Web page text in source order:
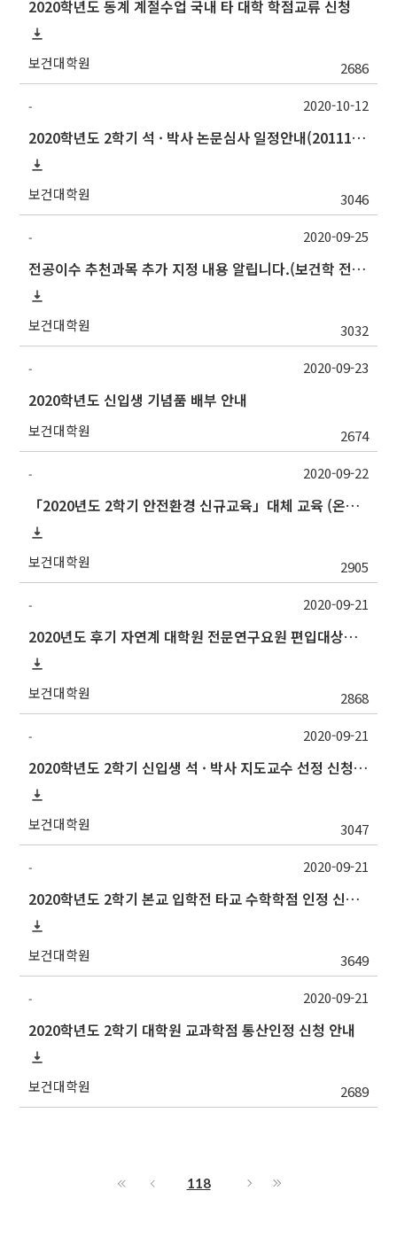
2020학년도 동계 계절수업 국내 타 대학 학점교류 신청
보건대학원 2686
-
2020학년도 2학기 석 · 박사 논문심사 일정안내(201117수정)
보건대학원 3046
2020-10-12
-
전공이수 추천과목 추가 지정 내용 알립니다.(보건학 전공)
보건대학원 3032
2020-09-25
-
2020학년도 신입생 기념품 배부 안내
보건대학원 2674
2020-09-23
-
「2020년도 2학기 안전환경 신규교육」대체 교육 (온라인강좌) 추가 실시 안내
보건대학원 2905
2020-09-22
-
2020년도 후기 자연계 대학원 전문연구요원 편입대상자 선발 공고 안내
보건대학원 2868
2020-09-21
-
2020학년도 2학기 신입생 석 · 박사 지도교수 선정 신청(Thesis Advisor)
보건대학원 3047
2020-09-21
-
2020학년도 2학기 본교 입학전 타교 수학학점 인정 신청 안내
보건대학원 3649
2020-09-21
-
2020학년도 2학기 대학원 교과학점 통산인정 신청 안내
보건대학원 2689
2020-09-21
118